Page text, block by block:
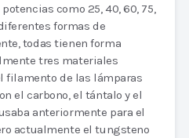
como 25, 40, 60, 75,
formas de
todas tienen forma
tres materiales
filamento de las lámparas
el carbono, el tántalo y el
anteriormente para el
actualmente el tungsteno